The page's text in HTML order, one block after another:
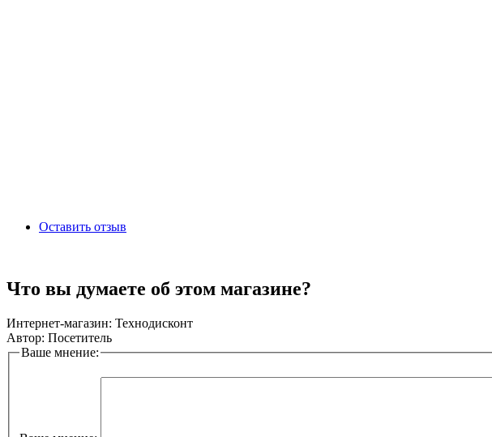
Оставить отзыв
Что вы думаете об этом магазине?
Интернет-магазин: Технодисконт
Автор: Посетитель
Ваше мнение: